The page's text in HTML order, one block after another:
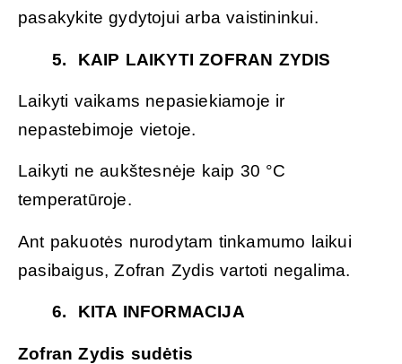
pasakykite gydytojui arba vaistininkui.
5. KAIP LAIKYTIZOFRAN ZYDIS
Laikyti vaikams nepasiekiamoje ir
nepastebimoje vietoje.
Laikyti ne aukštesnėje kaip 30 °C
temperatūroje.
Ant pakuotės nurodytam tinkamumo laikui
pasibaigus, Zofran Zydis vartoti negalima.
6. KITA INFORMACIJA
Zofran Zydis sudėtis